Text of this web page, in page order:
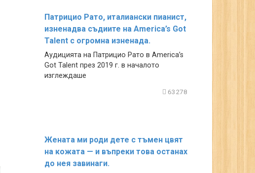
Патрицио Рато, италиански пианист,
изненадва съдиите на America’s Got
Talent с огромна изненада.
Аудицията на Патрицио Рато в America’s
Got Talent през 2019 г. в началото
изглеждаше
63278
Жената ми роди дете с тъмен цвят
на кожата — и въпреки това останах
до нея завинаги.